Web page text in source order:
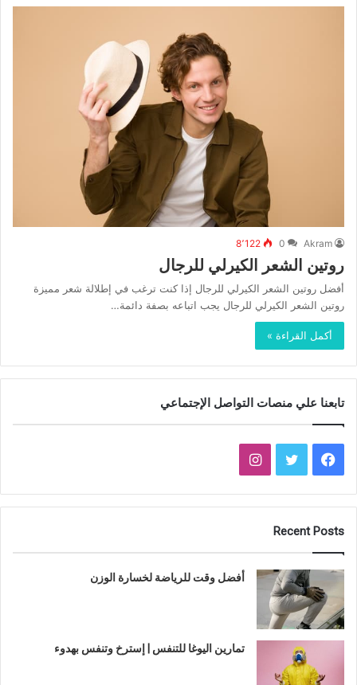
Akram
0 8٬122
روتين الشعر الكيرلي للرجال
أفضل روتين الشعر الكيرلي للرجال إذا كنت ترغب في إطلالة شعر مميزة
روتين الشعر الكيرلي للرجال يجب اتباعه بصفة دائمة…
أكمل القراءة »
تابعنا علي منصات التواصل الإجتماعي
فيسبوك تويتر انستقرام
Recent Posts
أفضل وقت للرياضة لخسارة الوزن
تمارين اليوغا للتنفس | إسترخ وتنفس بهدوء